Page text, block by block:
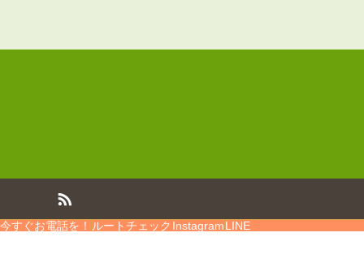
今すぐお電話を！ ルートチェック InstagramLINE